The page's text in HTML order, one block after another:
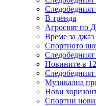
В тренда
Агросвят по
Време за джаз
Спортното
Новините в 12
Музикална
Нови
Спортни